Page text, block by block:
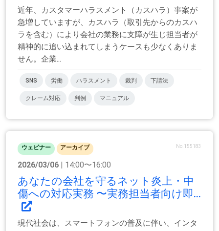
近年、カスタマーハラスメント（カスハラ）事案が
急増していますが、カスハラ（取引先からのカスハ
ラを含む）により会社の業務に支障が生じ担当者が
精神的に追い込まれてしまうケースも少なくありま
せん。企業...
SNS 労働 ハラスメント 裁判 下請法
クレーム対応 判例 マニュアル
ウェビナー アーカイブ No.155183
2026/03/06 | 14:00〜16:00
あなたの会社を守るネット炎上・中
傷への対応実務 〜実務担当者向け即...
現代社会は、スマートフォンの普及に伴い、インタ